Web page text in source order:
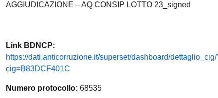
AGGIUDICAZIONE – AQ CONSIP LOTTO 23_signed
Link BDNCP:
https://dati.anticorruzione.it/superset/dashboard/dettaglio_cig/
cig=B83DCF401C
Numero protocollo: 68535